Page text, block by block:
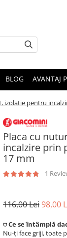
BLOG AVANTAJ
izolatie pentru
Placa cu
incalzire prin
17 mm
1
116,00 Lei98,00
⛉ Ce se întâmplă
Nu-ți face griji, toate